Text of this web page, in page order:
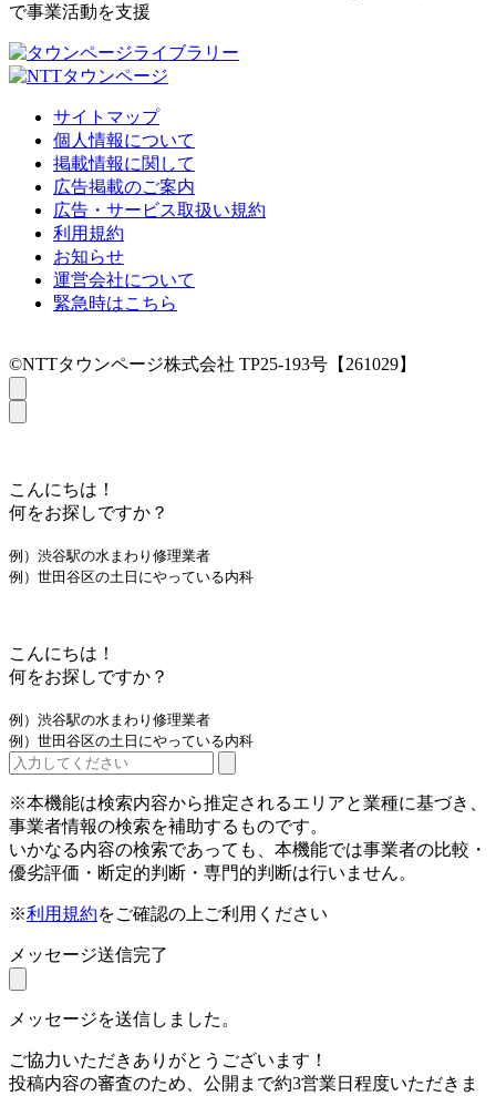
で事業活動を支援
サイトマップ
個人情報について
掲載情報に関して
広告掲載のご案内
広告・サービス取扱い規約
利用規約
お知らせ
運営会社について
緊急時はこちら
©NTTタウンページ株式会社 TP25-193号【261029】
こんにちは！
何をお探しですか？
例）渋谷駅の水まわり修理業者
例）世田谷区の土日にやっている内科
こんにちは！
何をお探しですか？
例）渋谷駅の水まわり修理業者
例）世田谷区の土日にやっている内科
※本機能は検索内容から推定されるエリアと業種に基づき、
事業者情報の検索を補助するものです。
いかなる内容の検索であっても、本機能では事業者の比較・
優劣評価・断定的判断・専門的判断は行いません。
※利用規約をご確認の上ご利用ください
メッセージ送信完了
メッセージを送信しました。
ご協力いただきありがとうございます！
投稿内容の審査のため、公開まで約3営業日程度いただきま